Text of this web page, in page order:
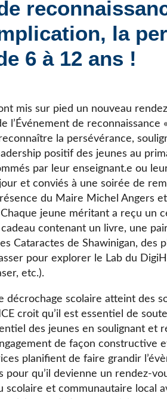
Plaintes et protecteur de
Services complémentaires
SOUTIEN AUX
Enseignement à la maison
Intégration linguistique,
Parents trucs pédagos et
Programme de formation
Élèves internationaux
Programmes offerts
Élèves internationaux
la
6 à 12 ans !
mis sur pied un nouveau
l’Événement de reconnaissance
la persévérance,
positif des jeunes au
par leur enseignant.e ou
et conviés à une soirée de
du Maire Michel Angers
jeune méritant a reçu un
contenant un livre, une
Cataractes de Shawinigan, des
pour explorer le Lab du
etc.).
décrochage scolaire atteint des
croit qu’il est essentiel de
des jeunes en soulignant et
de façon constructive
planifient de faire grandir
pour qu’il devienne un rendez-
scolaire et communautaire local